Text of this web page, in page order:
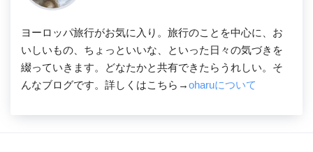
ヨーロッパ旅行がお気に入り。旅行のことを中心に、お
いしいもの、ちょっといいな、といった日々の気づきを
綴っていきます。どなたかと共有できたらうれしい。そ
んなブログです。詳しくはこちら→oharuについて